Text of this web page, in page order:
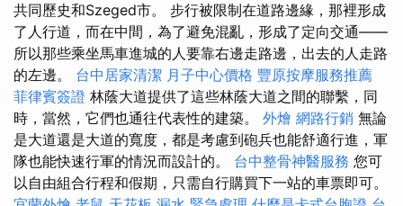
共同歷史和Szeged市。 步行被限制在道路邊緣，那裡形成
了人行道，而在中間，為了避免混亂，形成了定向交通——
所以那些乘坐馬車進城的人要靠右邊走路邊，出去的人走路
的左邊。 台中居家清潔 月子中心價格 豐原按摩服務推薦
菲律賓簽證 林蔭大道提供了這些林蔭大道之間的聯繫，同
時，當然，它們也通往代表性的建築。 外燴 網路行銷 無論
是大道還是大道的寬度，都是考慮到砲兵也能舒適行進，軍
隊也能快速行軍的情況而設計的。 台中整骨神醫服務 您可
以自由組合行程和假期，只需自行購買下一站的車票即可。